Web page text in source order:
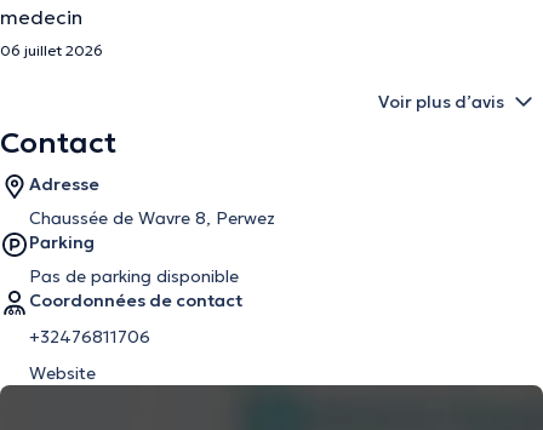
medecin
06 juillet 2026
Voir plus d’avis
Contact
Adresse
Chaussée de Wavre 8, Perwez
Parking
Pas de parking disponible
Coordonnées de contact
+32476811706
Website